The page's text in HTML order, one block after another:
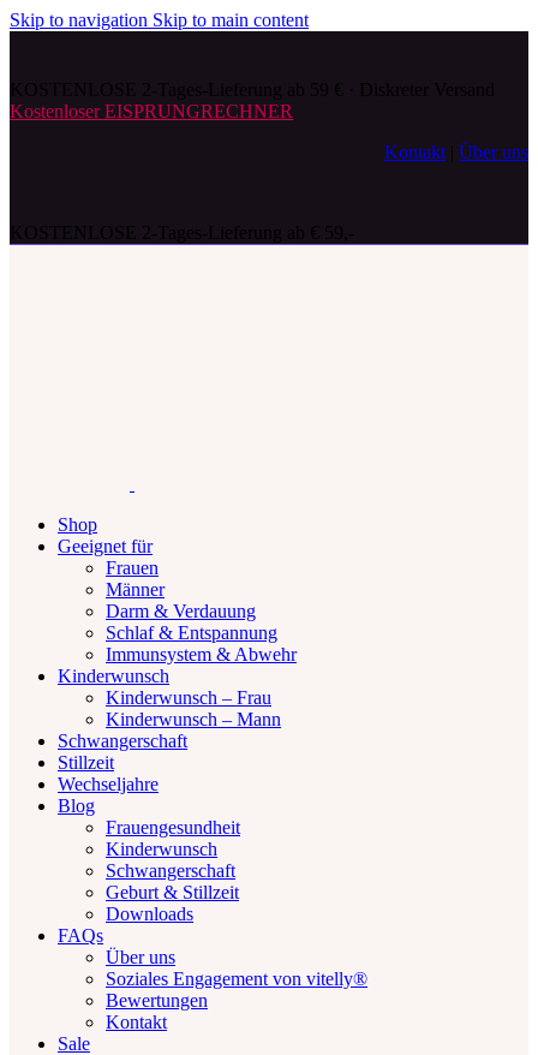
Skip to navigation Skip to main content
Kostenloser EISPRUNGRECHNER
Kontakt
Über uns
Shop
Geeignet für
Frauen
Männer
Darm & Verdauung
Schlaf & Entspannung
Immunsystem & Abwehr
Kinderwunsch
Kinderwunsch – Frau
Kinderwunsch – Mann
Schwangerschaft
Stillzeit
Wechseljahre
Blog
Frauengesundheit
Kinderwunsch
Schwangerschaft
Geburt & Stillzeit
Downloads
FAQs
Über uns
Soziales Engagement von vitelly®
Bewertungen
Kontakt
Sale